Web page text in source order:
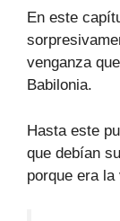
En este
venganza
Babilonia.
Hasta este
que debían
porque era la